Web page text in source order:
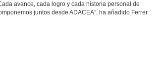
avance, cada logro y cada historia personal de
juntos desde ADACEA”, ha añadido Ferrer.